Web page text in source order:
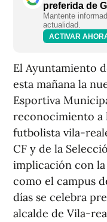
preferida de
Mantente
actualidad.
ACTIVAR
El Ayuntamiento
esta mañana la
Esportiva
reconocimiento a
futbolista vila-
CF y de la
implicación con
como el campus
días se celebra
alcalde de Vila-